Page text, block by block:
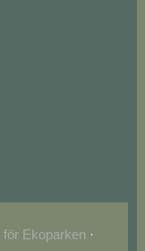
för Ekoparken ·